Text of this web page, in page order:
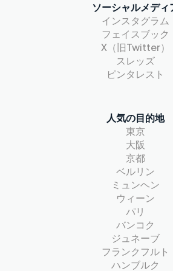
ソーシャルメディ
インスタグラム
フェイスブック
X（旧Twitter）
スレッズ
ピンタレスト
人気の目的地
東京
大阪
京都
ベルリン
ミュンヘン
ウィーン
パリ
バンコク
ジュネーブ
フランクフルト
ハンブルク